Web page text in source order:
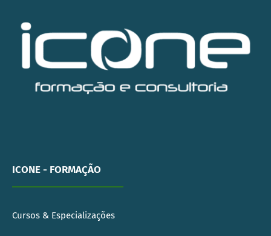
ICONE - FORMAÇÃO
Cursos & Especializações